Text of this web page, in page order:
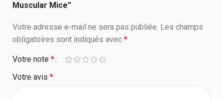
Muscular Mice”
Votre adresse e-mail ne sera pas publiée. Les champs
obligatoires sont indiqués avec *
Votre note *
Votre avis *